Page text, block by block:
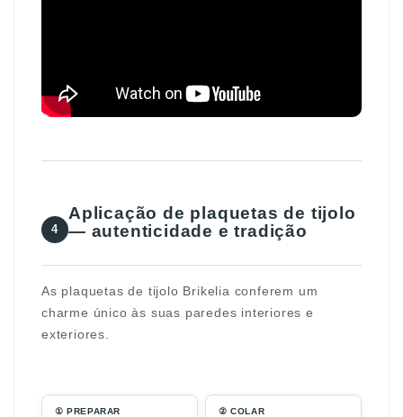
4
Aplicação de plaquetas de tijolo
— autenticidade e tradição
As plaquetas de tijolo Brikelia conferem um
charme único às suas paredes interiores e
exteriores.
① PREPARAR ② COLAR